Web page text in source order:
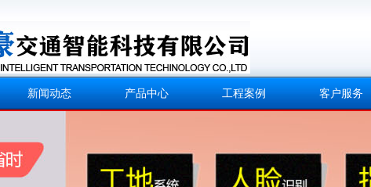
新闻动态 产品中心 工程案例 客户服务